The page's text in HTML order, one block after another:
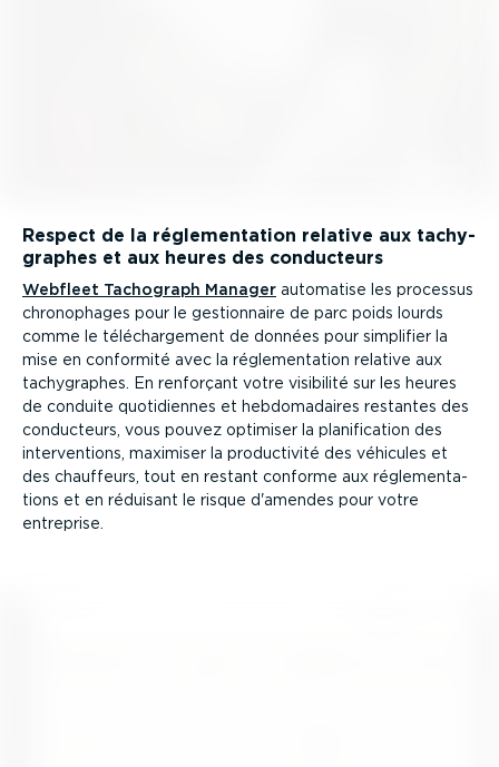
Respect de la régle­men­tation relative aux tachy­
graphes et aux heures des conducteurs
Webfleet Tachograph Manager automatise les processus
chrono­phages pour le gestion­naire de parc poids lourds
comme le téléchar­gement de données pour simplifier la
mise en conformité avec la régle­men­tation relative aux
tachy­graphes. En renforçant votre visibilité sur les heures
de conduite quoti­diennes et hebdo­ma­daires restantes des
conducteurs, vous pouvez optimiser la plani­fi­cation des
inter­ven­tions, maximiser la produc­tivité des véhicules et
des chauffeurs, tout en restant conforme aux régle­men­ta­
tions et en réduisant le risque d'amendes pour votre
entreprise.